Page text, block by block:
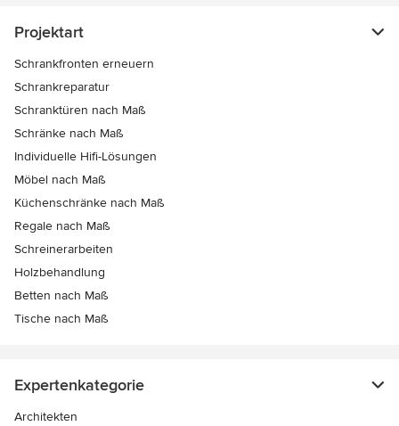
Projektart
Schrankfronten erneuern
Schrankreparatur
Schranktüren nach Maß
Schränke nach Maß
Individuelle Hifi-Lösungen
Möbel nach Maß
Küchenschränke nach Maß
Regale nach Maß
Schreinerarbeiten
Holzbehandlung
Betten nach Maß
Tische nach Maß
Expertenkategorie
Architekten